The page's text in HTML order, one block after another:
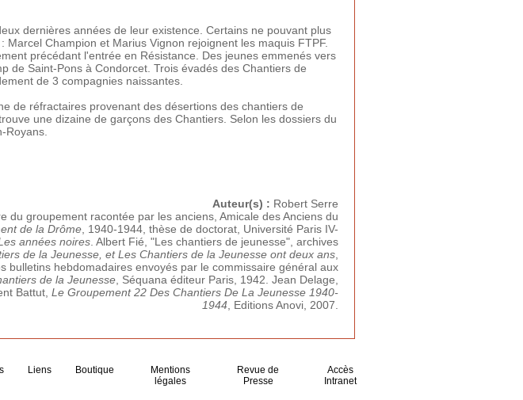
dernières années de leur existence. Certains ne pouvant plus
Champion et Marius Vignon rejoignent les maquis FTPF.
précédant l'entrée en Résistance. Des jeunes emmenés vers
de Saint-Pons à Condorcet. Trois évadés des Chantiers de
de 3 compagnies naissantes.
de réfractaires provenant des désertions des chantiers de
une dizaine de garçons des Chantiers. Selon les dossiers du
Royans.
Auteur(s) : Robert Serre
du groupement racontée par les anciens, Amicale des Anciens du
de la Drôme , 1940-1944, thèse de doctorat, Université Paris IV-
années noires . Albert Fié, "Les chantiers de jeunesse", archives
de la Jeunesse, et Les Chantiers de la Jeunesse ont deux ans
bulletins hebdomadaires envoyés par le commissaire général aux
de la Jeunesse , Séquana éditeur Paris, 1942. Jean Delage,
Battut, Le Groupement 22 Des Chantiers De La Jeunesse 1940-
1944 , Editions Anovi, 2007.
Liens Boutique
Mentions
légales
Revue de
Presse
Accès
Intranet